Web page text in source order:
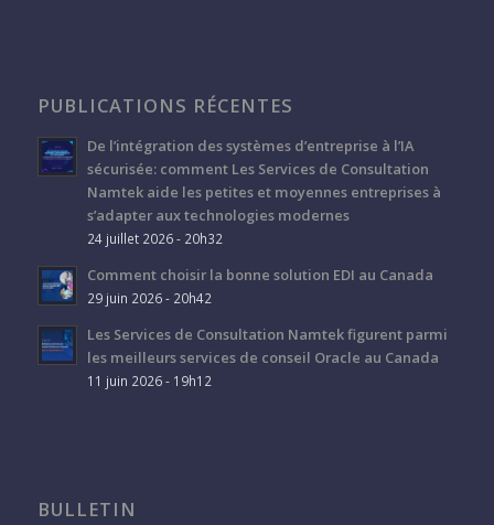
PUBLICATIONS RÉCENTES
De l’intégration des systèmes d’entreprise à l’IA
sécurisée: comment Les Services de Consultation
Namtek aide les petites et moyennes entreprises à
s’adapter aux technologies modernes
24 juillet 2026 - 20h32
Comment choisir la bonne solution EDI au Canada
29 juin 2026 - 20h42
Les Services de Consultation Namtek figurent parmi
les meilleurs services de conseil Oracle au Canada
11 juin 2026 - 19h12
BULLETIN